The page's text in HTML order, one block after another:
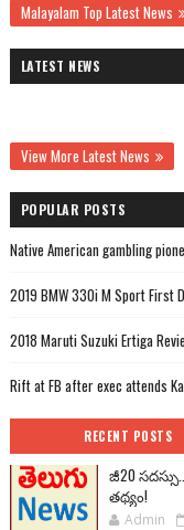
Malayalam Top Latest News
LATEST NEWS
View More Latest News
POPULAR POSTS
Native American gambling
2019 BMW 330i M Sport First
2018 Maruti Suzuki Ertiga
Rift at FB after exec attends
RECENT POSTS
జీ20
తథ్యం!
Admin